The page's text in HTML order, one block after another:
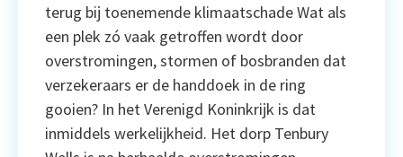
terug bij toenemende klimaatschade Wat als
een plek zó vaak getroffen wordt door
overstromingen, stormen of bosbranden dat
verzekeraars er de handdoek in de ring
gooien? In het Verenigd Koninkrijk is dat
inmiddels werkelijkheid. Het dorp Tenbury